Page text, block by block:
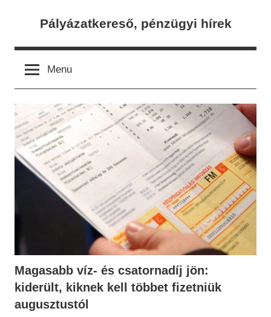
Pályázatkereső, pénzügyi hírek
Menu
Magasabb víz- és csatornadíj jön:
kiderült, kiknek kell többet fizetniük
augusztustól